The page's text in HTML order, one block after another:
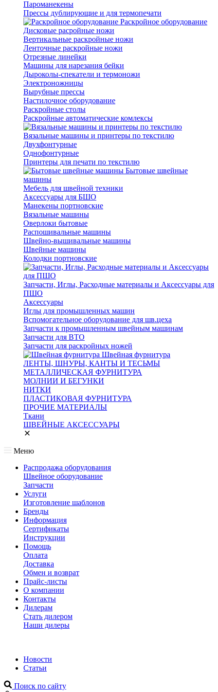
Пароманекены
Прессы дублирующие и для термопечати
Раскройное оборудование
Дисковые расройные ножи
Вертикальные раскройные ножи
Ленточные раскройные ножи
Отрезные линейки
Машины для нарезания бейки
Дыроколы-спекатели и термоножи
Электроножницы
Вырубные прессы
Настилочное оборудование
Раскройные столы
Раскройные автоматические комлексы
Вязальные машины и принтеры по текстилю
Двухфонтурные
Однофонтурные
Принтеры для печати по текстилю
Бытовые швейные
машины
Мебель для швейной техники
Аксессуары для БШО
Манекены портновские
Вязальные машины
Оверлоки бытовые
Распошивальные машины
Швейно-вышивальные машины
Швейные машины
Колодки портновские
Запчасти, Иглы, Расходные материалы и Аксессуары для
ПШО
Аксессуары
Иглы для промышленных машин
Вспомогательное оборудование для шв.цеха
Запчасти к промышленным швейным машинам
Запчасти для ВТО
Запчасти для раскройных ножей
Швейная фурнитура
ЛЕНТЫ, ШНУРЫ, КАНТЫ И ТЕСЬМЫ
МЕТАЛЛИЧЕСКАЯ ФУРНИТУРА
МОЛНИИ И БЕГУНКИ
НИТКИ
ПЛАСТИКОВАЯ ФУРНИТУРА
ПРОЧИЕ МАТЕРИАЛЫ
Ткани
ШВЕЙНЫЕ АКСЕССУАРЫ
Меню
Распродажа оборудования
Швейное оборудование
Запчасти
Услуги
Изготовление шаблонов
Бренды
Информация
Сертификаты
Инструкции
Помощь
Оплата
Доставка
Обмен и возврат
Прайс-листы
О компании
Контакты
Дилерам
Стать дилером
Наши дилеры
Новости
Статьи
Поиск по сайту